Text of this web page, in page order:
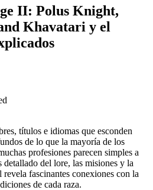
II: Polus Knight,
Khavatari y el
títulos e idiomas que esconden
de lo que la mayoría de los
profesiones parecen simples a
detallado del lore, las misiones y la
fascinantes conexiones con la
de cada raza.